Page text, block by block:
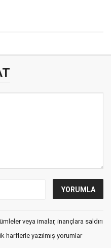
veya imalar, inançlara saldırı
harflerle yazılmış yorumlar